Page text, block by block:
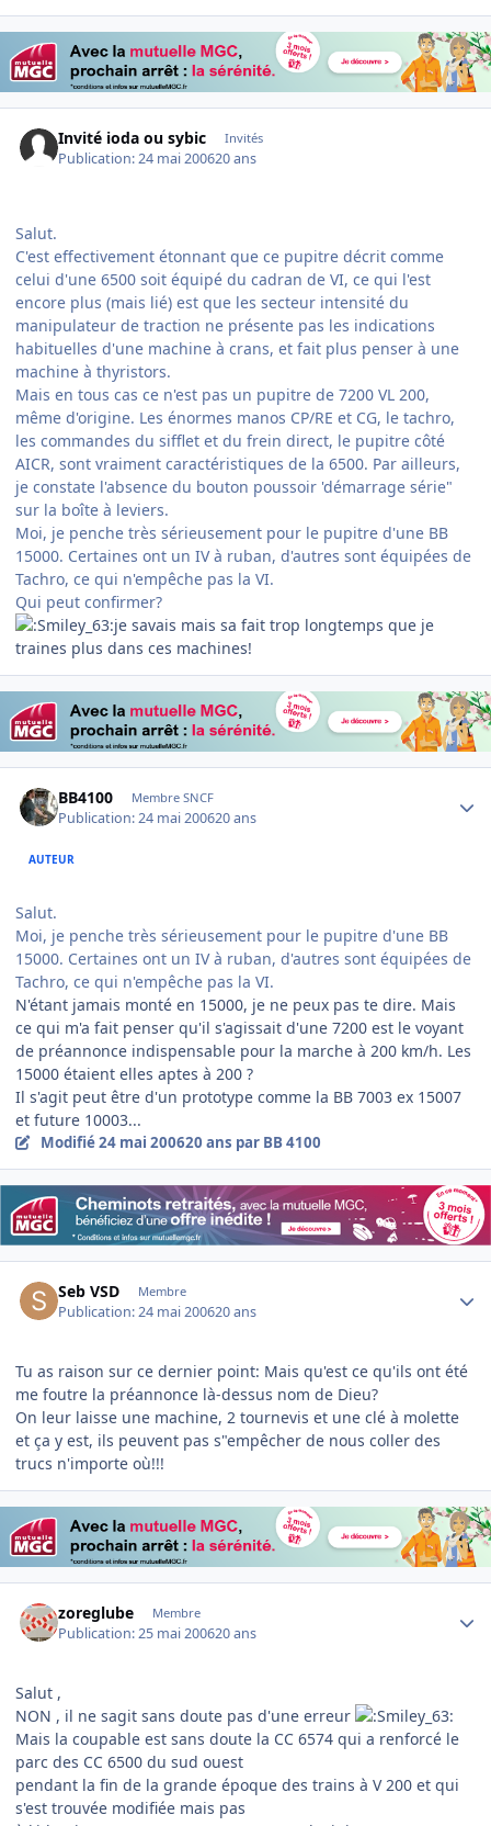
Invité ioda ou sybic Invités
Publication:24 mai 200620 ans
Salut.
C'est effectivement étonnant que ce pupitre décrit comme
celui d'une 6500 soit équipé du cadran de VI, ce qui l'est
encore plus (mais lié) est que les secteur intensité du
manipulateur de traction ne présente pas les indications
habituelles d'une machine à crans, et fait plus penser à une
machine à thyristors.
Mais en tous cas ce n'est pas un pupitre de 7200 VL 200,
même d'origine. Les énormes manos CP/RE et CG, le tachro,
les commandes du sifflet et du frein direct, le pupitre côté
AICR, sont vraiment caractéristiques de la 6500. Par ailleurs,
je constate l'absence du bouton poussoir 'démarrage série"
sur la boîte à leviers.
Moi, je penche très sérieusement pour le pupitre d'une BB
15000. Certaines ont un IV à ruban, d'autres sont équipées de
Tachro, ce qui n'empêche pas la VI.
Qui peut confirmer?
je savais mais sa fait trop longtemps que je
traines plus dans ces machines!
BB4100 Membre SNCF
Publication:24 mai 200620 ans
AUTEUR
Salut.
Moi, je penche très sérieusement pour le pupitre d'une BB
15000. Certaines ont un IV à ruban, d'autres sont équipées de
Tachro, ce qui n'empêche pas la VI.
N'étant jamais monté en 15000, je ne peux pas te dire. Mais
ce qui m'a fait penser qu'il s'agissait d'une 7200 est le voyant
de préannonce indispensable pour la marche à 200 km/h. Les
15000 étaient elles aptes à 200 ?
Il s'agit peut être d'un prototype comme la BB 7003 ex 15007
et future 10003...
Modifié24 mai 200620 ans par BB 4100
Seb VSD Membre
Publication:24 mai 200620 ans
Tu as raison sur ce dernier point: Mais qu'est ce qu'ils ont été
me foutre la préannonce là-dessus nom de Dieu?
On leur laisse une machine, 2 tournevis et une clé à molette
et ça y est, ils peuvent pas s"empêcher de nous coller des
trucs n'importe où!!!
zoreglube Membre
Publication:25 mai 200620 ans
Salut ,
NON , il ne sagit sans doute pas d'une erreur
Mais la coupable est sans doute la CC 6574 qui a renforcé le
parc des CC 6500 du sud ouest
pendant la fin de la grande époque des trains à V 200 et qui
s'est trouvée modifiée mais pas